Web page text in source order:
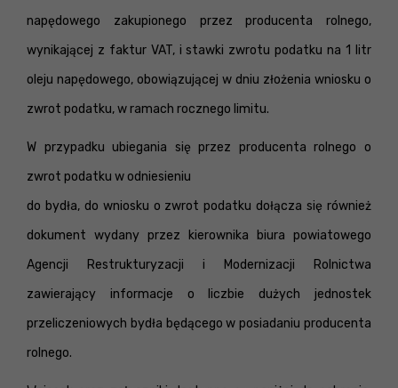
napędowego zakupionego przez producenta rolnego,
wynikającej z faktur VAT, i stawki zwrotu podatku na 1 litr
oleju napędowego, obowiązującej w dniu złożenia wniosku o
zwrot podatku, w ramach rocznego limitu.
W przypadku ubiegania się przez producenta rolnego o
zwrot podatku w odniesieniu
do bydła, do wniosku o zwrot podatku dołącza się również
dokument wydany przez kierownika biura powiatowego
Agencji Restrukturyzacji i Modernizacji Rolnictwa
zawierający informacje o liczbie dużych jednostek
przeliczeniowych bydła będącego w posiadaniu producenta
rolnego.